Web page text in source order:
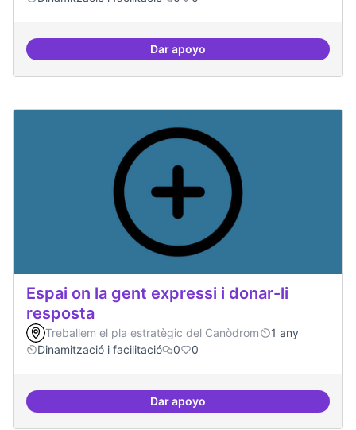
Dar apoyoTrobades democràtiques
Espai on la gent expressi i donar-li
resposta
Treballem el pla estratègic del Canòdrom
1 any
Dinamització i facilitació
0 0
Dar apoyoEspai on la gent expressi i